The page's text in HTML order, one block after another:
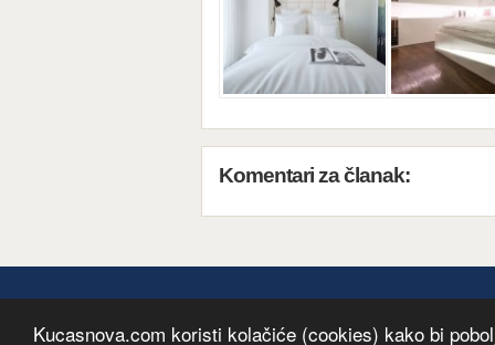
Kucasnova.com koristi kolačiće (cookies) kako bi
Komentari za članak: